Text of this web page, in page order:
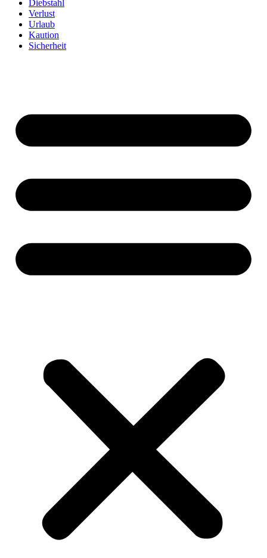
Diebstahl
Verlust
Urlaub
Kaution
Sicherheit